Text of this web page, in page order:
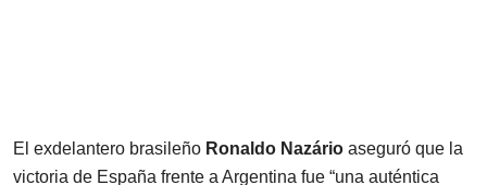
El exdelantero brasileño Ronaldo Nazário aseguró que la
victoria de España frente a Argentina fue “una auténtica